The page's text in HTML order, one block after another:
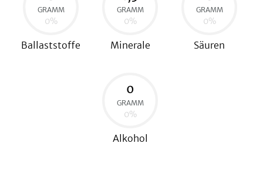
GRAMM
0%
Ballaststoffe
GRAMM
0%
Minerale
GRAMM
0%
Säuren
0
GRAMM
0%
Alkohol